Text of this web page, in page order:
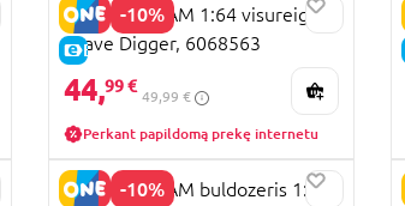
-10%
E-KAINA
MONSTER JAM 1:64 visureigis
Grave Digger, 6068563
44,99 €
49,99 €
Perkant papildomą prekę internetu
-10%
MONSTER JAM buldozeris 1:64